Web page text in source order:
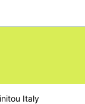
Italy